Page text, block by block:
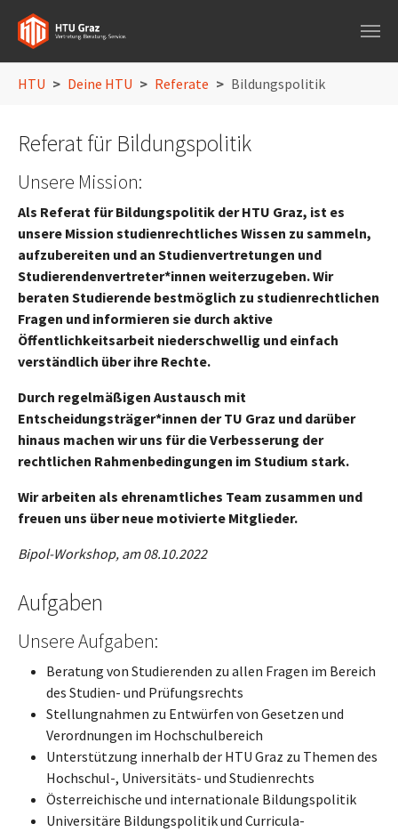
HTU Deine HTU Referate Bildungspolitik
Referat für Bildungspolitik
Unsere Mission:
Als Referat für Bildungspolitik der HTU Graz, ist es
unsere Mission studienrechtliches Wissen zu sammeln,
aufzubereiten und an Studienvertretungen und
Studierendenvertreter*innen weiterzugeben. Wir
beraten Studierende bestmöglich zu studienrechtlichen
Fragen und informieren sie durch aktive
Öffentlichkeitsarbeit niederschwellig und einfach
verständlich über ihre Rechte.
Durch regelmäßigen Austausch mit
Entscheidungsträger*innen der TU Graz und darüber
hinaus machen wir uns für die Verbesserung der
rechtlichen Rahmenbedingungen im Studium stark.
Wir arbeiten als ehrenamtliches Team zusammen und
freuen uns über neue motivierte Mitglieder.
Bipol-Workshop, am 08.10.2022
Aufgaben
Unsere Aufgaben:
Beratung von Studierenden zu allen Fragen im Bereich
des Studien- und Prüfungsrechts
Stellungnahmen zu Entwürfen von Gesetzen und
Verordnungen im Hochschulbereich
Unterstützung innerhalb der HTU Graz zu Themen des
Hochschul-, Universitäts- und Studienrechts
Österreichische und internationale Bildungspolitik
Universitäre Bildungspolitik und Curricula-